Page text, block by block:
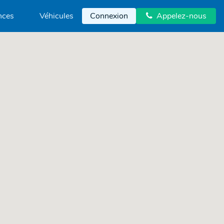
Véhicules Connexion  Appelez-nous